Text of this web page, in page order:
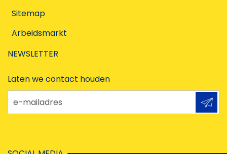
Sitemap
Arbeidsmarkt
NEWSLETTER
Laten we contact houden
e-mailadres